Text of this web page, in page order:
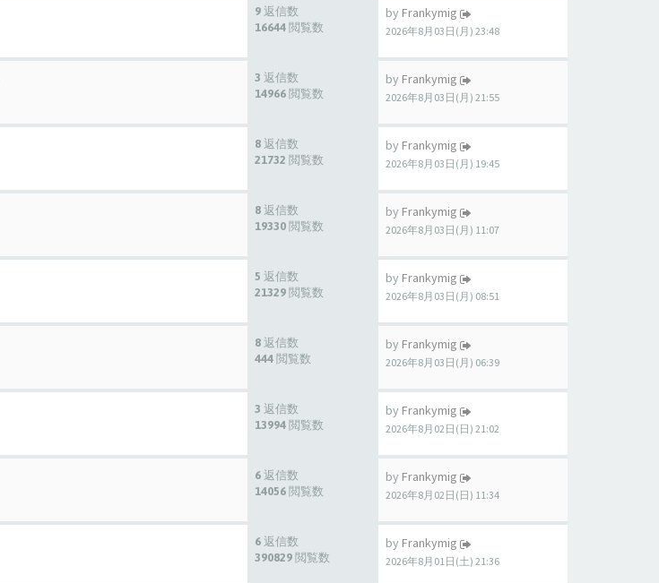
9 返信数
16644 閲覧数
by Frankymig
2026年8月03日(月) 23:48
3 返信数
14966 閲覧数
by Frankymig
2026年8月03日(月) 21:55
8 返信数
21732 閲覧数
by Frankymig
2026年8月03日(月) 19:45
8 返信数
19330 閲覧数
by Frankymig
2026年8月03日(月) 11:07
5 返信数
21329 閲覧数
by Frankymig
2026年8月03日(月) 08:51
8 返信数
444 閲覧数
by Frankymig
2026年8月03日(月) 06:39
3 返信数
13994 閲覧数
by Frankymig
2026年8月02日(日) 21:02
6 返信数
14056 閲覧数
by Frankymig
2026年8月02日(日) 11:34
6 返信数
390829 閲覧数
by Frankymig
2026年8月01日(土) 21:36